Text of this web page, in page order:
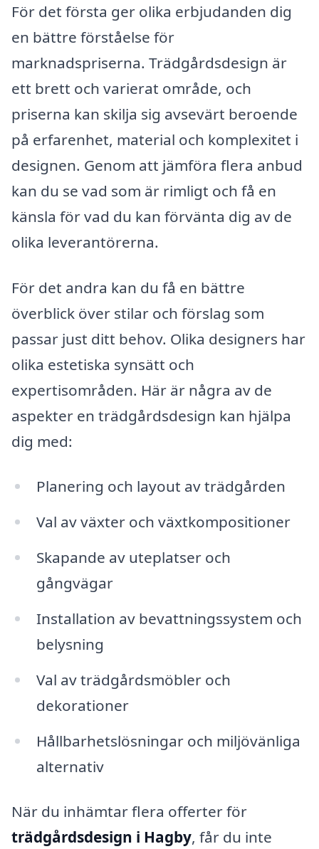
För det första ger olika erbjudanden dig
en bättre förståelse för
marknadspriserna. Trädgårdsdesign är
ett brett och varierat område, och
priserna kan skilja sig avsevärt beroende
på erfarenhet, material och komplexitet i
designen. Genom att jämföra flera anbud
kan du se vad som är rimligt och få en
känsla för vad du kan förvänta dig av de
olika leverantörerna.
För det andra kan du få en bättre
överblick över stilar och förslag som
passar just ditt behov. Olika designers har
olika estetiska synsätt och
expertisområden. Här är några av de
aspekter en trädgårdsdesign kan hjälpa
dig med:
Planering och layout av trädgården
Val av växter och växtkompositioner
Skapande av uteplatser och
gångvägar
Installation av bevattningssystem och
belysning
Val av trädgårdsmöbler och
dekorationer
Hållbarhetslösningar och miljövänliga
alternativ
När du inhämtar flera offerter för
trädgårdsdesign i Hagby, får du inte